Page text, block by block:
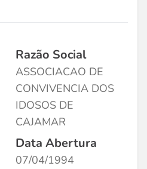
Razão Social
ASSOCIACAO DE
CONVIVENCIA DOS
IDOSOS DE
CAJAMAR
Data Abertura
07/04/1994